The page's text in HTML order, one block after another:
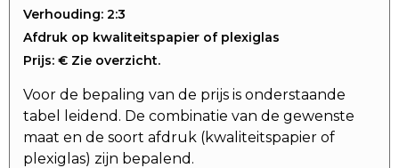
Verhouding: 2:3
Afdruk op kwaliteitspapier of plexiglas
Prijs: € Zie overzicht.
Voor de bepaling van de prijs is onderstaande
tabel leidend. De combinatie van de gewenste
maat en de soort afdruk (kwaliteitspapier of
plexiglas) zijn bepalend.